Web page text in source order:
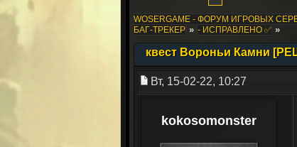
WOSERGAME - ФОРУМ ИГРОВЫХ
БАГ-ТРЕКЕР » - ИСПРАВЛЕНО ✅ »
квест Вороньи Камни
Вт, 15-02-22, 10:27
kokosomonster